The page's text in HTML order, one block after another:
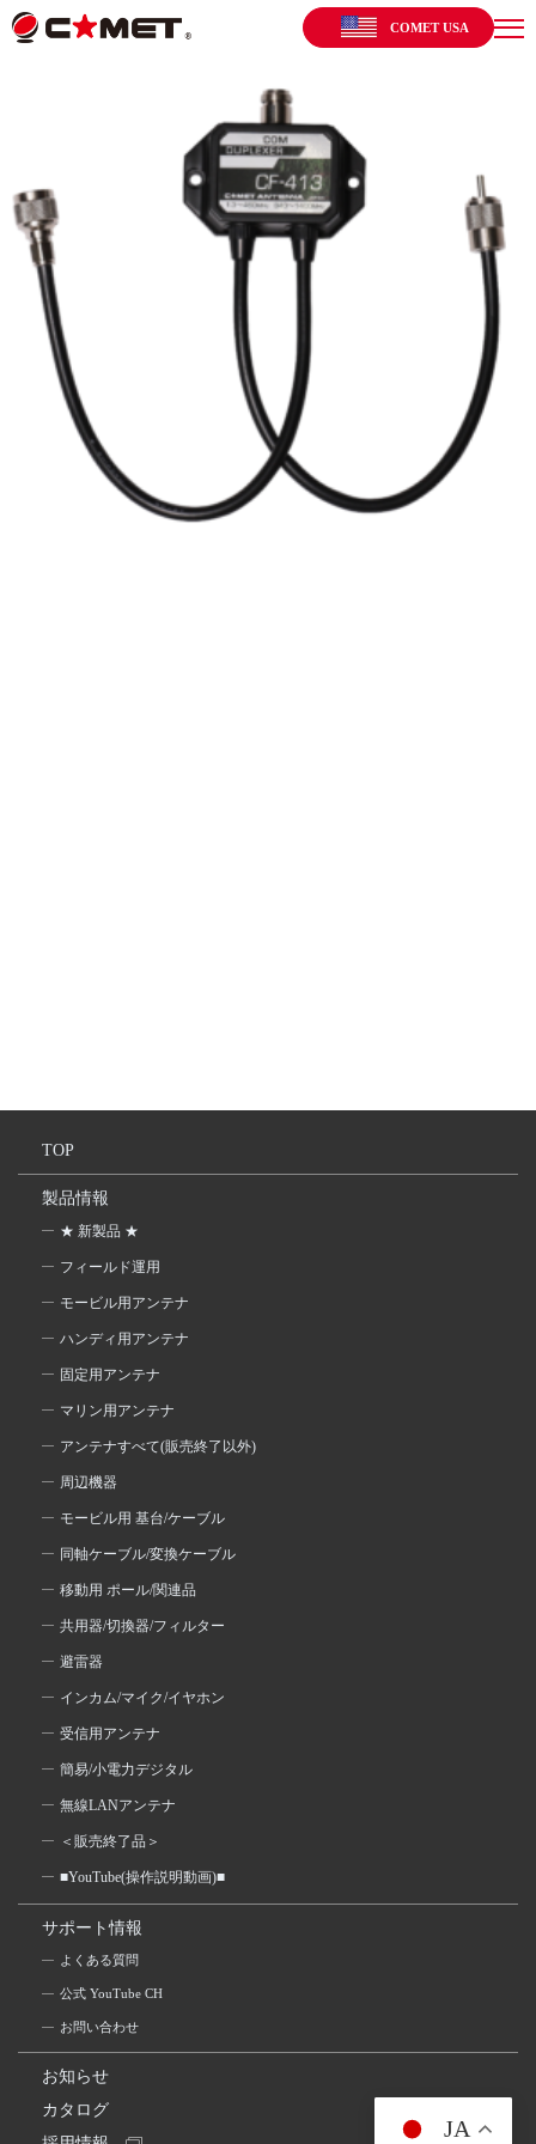
COMET USA
TOP
製品情報
★ 新製品 ★
フィールド運用
モービル用アンテナ
ハンディ用アンテナ
固定用アンテナ
マリン用アンテナ
アンテナすべて(販売終了以外)
周辺機器
モービル用 基台/ケーブル
同軸ケーブル/変換ケーブル
移動用 ポール/関連品
共用器/切換器/フィルター
避雷器
インカム/マイク/イヤホン
受信用アンテナ
簡易/小電力デジタル
無線LANアンテナ
＜販売終了品＞
■YouTube(操作説明動画)■
サポート情報
よくある質問
公式 YouTube CH
お問い合わせ
お知らせ
カタログ
JA